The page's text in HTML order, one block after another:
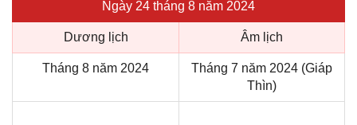
Ngày 24 tháng 8 năm 2024
Dương lịch Âm lịch
Tháng 8 năm 2024
Tháng 7 năm 2024 (Giáp
Thìn)